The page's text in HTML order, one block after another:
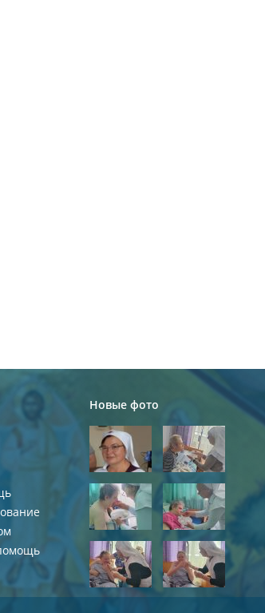
Новые фото